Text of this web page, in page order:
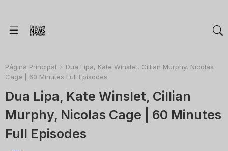
Página Principal
Dua Lipa, Kate Winslet, Cillian Murphy, Nicolas
Cage | 60 Minutes Full Episodes
Dua Lipa, Kate Winslet, Cillian
Murphy, Nicolas Cage | 60 Minutes
Full Episodes